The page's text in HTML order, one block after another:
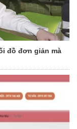
đồ đơn giản mà